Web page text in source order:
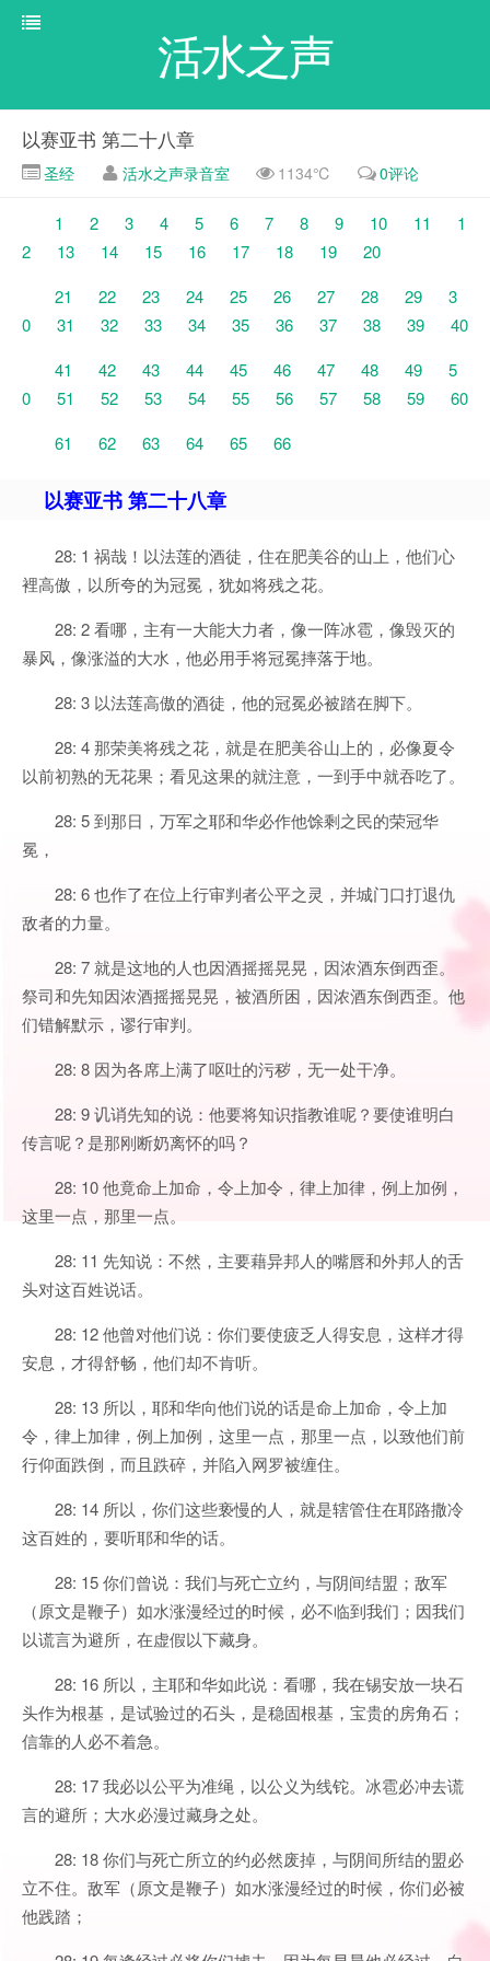
活水之声
以赛亚书 第二十八章
圣经 活水之声录音室 1134℃ 0评论
1 2 3 4 5 6 7 8 9 10 11
1
2
13 14 15 16 17 18 19
20
21
22 23 24 25 26 27 28 29
3
0
31 32 33 34 35 36 37 38 39
40
41
42 43 44 45 46 47 48 49
5
0
51 52 53 54 55 56 57 58 59
60
61
62 63 64 65 66
以赛亚书 第二十八章
28: 1 祸哉！以法莲的酒徒，住在肥美谷的山上，他们心
裡高傲，以所夸的为冠冕，犹如将残之花。
28: 2 看哪，主有一大能大力者，像一阵冰雹，像毁灭的
暴风，像涨溢的大水，他必用手将冠冕摔落于地。
28: 3 以法莲高傲的酒徒，他的冠冕必被踏在脚下。
28: 4 那荣美将残之花，就是在肥美谷山上的，必像夏令
以前初熟的无花果；看见这果的就注意，一到手中就吞吃了。
28: 5 到那日，万军之耶和华必作他馀剩之民的荣冠华
冕，
28: 6 也作了在位上行审判者公平之灵，并城门口打退仇
敌者的力量。
28: 7 就是这地的人也因酒摇摇晃晃，因浓酒东倒西歪。
祭司和先知因浓酒摇摇晃晃，被酒所困，因浓酒东倒西歪。他
们错解默示，谬行审判。
28: 8 因为各席上满了呕吐的污秽，无一处干净。
28: 9 讥诮先知的说：他要将知识指教谁呢？要使谁明白
传言呢？是那刚断奶离怀的吗？
28: 10 他竟命上加命，令上加令，律上加律，例上加例，
这里一点，那里一点。
28: 11 先知说：不然，主要藉异邦人的嘴唇和外邦人的舌
头对这百姓说话。
28: 12 他曾对他们说：你们要使疲乏人得安息，这样才得
安息，才得舒畅，他们却不肯听。
28: 13 所以，耶和华向他们说的话是命上加命，令上加
令，律上加律，例上加例，这里一点，那里一点，以致他们前
行仰面跌倒，而且跌碎，并陷入网罗被缠住。
28: 14 所以，你们这些亵慢的人，就是辖管住在耶路撒冷
这百姓的，要听耶和华的话。
28: 15 你们曾说：我们与死亡立约，与阴间结盟；敌军
（原文是鞭子）如水涨漫经过的时候，必不临到我们；因我们
以谎言为避所，在虚假以下藏身。
28: 16 所以，主耶和华如此说：看哪，我在锡安放一块石
头作为根基，是试验过的石头，是稳固根基，宝贵的房角石；
信靠的人必不着急。
28: 17 我必以公平为准绳，以公义为线铊。冰雹必冲去谎
言的避所；大水必漫过藏身之处。
28: 18 你们与死亡所立的约必然废掉，与阴间所结的盟必
立不住。敌军（原文是鞭子）如水涨漫经过的时候，你们必被
他践踏；